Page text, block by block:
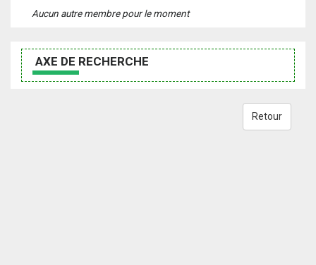
Aucun autre membre pour le moment
AXE DE RECHERCHE
Retour